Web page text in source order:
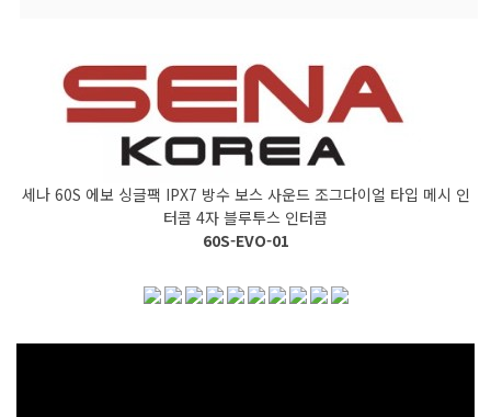
세나 60S 에보 싱글팩 IPX7 방수 보스 사운드 조그다이얼 타입 메시 인
터콤 4자 블루투스 인터콤
60S-EVO-01